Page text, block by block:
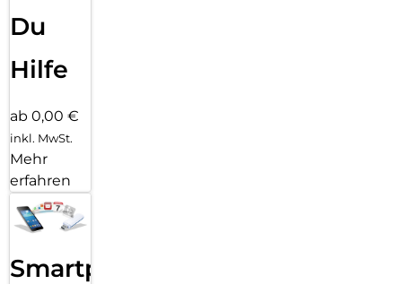
Du
Hilfe
ab 0,00 €
inkl. MwSt.
Mehr
erfahren
Smartphone